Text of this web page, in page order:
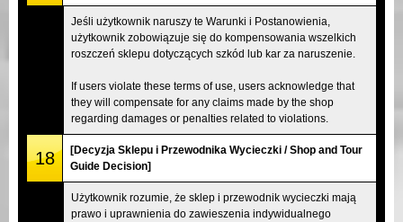
Jeśli użytkownik naruszy te Warunki i Postanowienia,
użytkownik zobowiązuje się do kompensowania wszelkich
roszczeń sklepu dotyczących szkód lub kar za naruszenie.
If users violate these terms of use, users acknowledge that
they will compensate for any claims made by the shop
regarding damages or penalties related to violations.
18
[Decyzja Sklepu i Przewodnika Wycieczki / Shop and Tour
Guide Decision]
Użytkownik rozumie, że sklep i przewodnik wycieczki mają
prawo i uprawnienia do zawieszenia indywidualnego